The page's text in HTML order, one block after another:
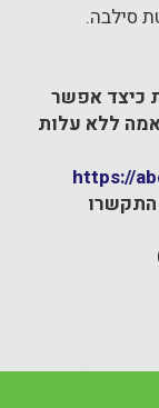
סילבה.
כיצד אפשר
ללא עלות
https://
התקשרו